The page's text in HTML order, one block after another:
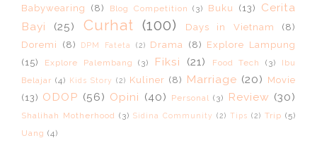
Babywearing (8) Blog Competition (3) Buku (13)
Cerita
Bayi
(25) Curhat (100) Days in Vietnam
(8)
Doremi
(8) DPM Fateta (2) Drama (8) Explore Lampung
(15)
Explore Palembang (3) Fiksi (21) Food Tech (3)
Ibu
Belajar (4) Kids Story (2) Kuliner (8) Marriage (20) Movie
(13) ODOP (56) Opini (40) Personal (3) Review (30)
Shalihah Motherhood (3) Sidina Community (2) Tips (2) Trip (5)
Uang (4)